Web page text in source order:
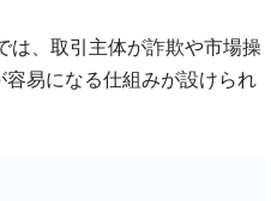
は、取引主体が詐欺や市場操
易になる仕組みが設けられ